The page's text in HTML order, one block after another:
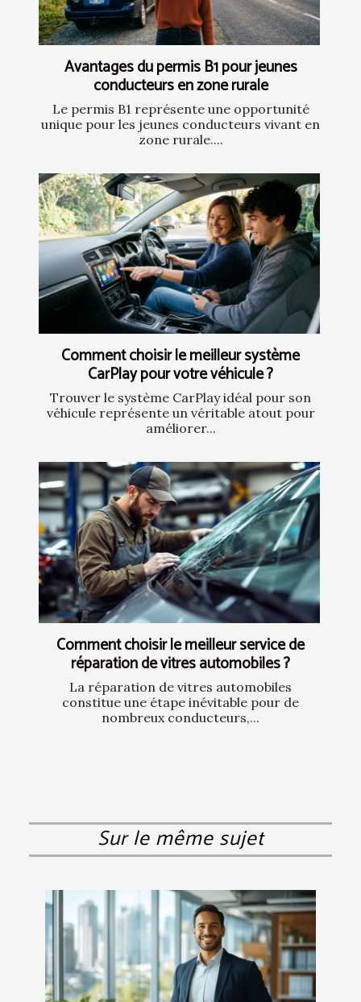
Avantages du permis B1 pour jeunes
conducteurs en zone rurale
Le permis B1 représente une opportunité
unique pour les jeunes conducteurs vivant en
zone rurale....
Comment choisir le meilleur système
CarPlay pour votre véhicule ?
Trouver le système CarPlay idéal pour son
véhicule représente un véritable atout pour
améliorer...
Comment choisir le meilleur service de
réparation de vitres automobiles ?
La réparation de vitres automobiles
constitue une étape inévitable pour de
nombreux conducteurs,...
Sur le même sujet